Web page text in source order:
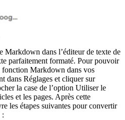
Markdown dans l’éditeur de texte de
parfaitement formaté. Pour pouvoir
fonction Markdown dans vos
dans Réglages et cliquer sur
la case de l’option Utiliser le
et les pages. Après cette
les étapes suivantes pour convertir
: